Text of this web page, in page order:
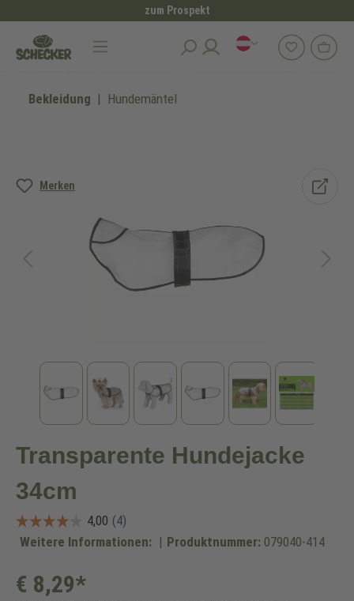
zum Prospekt
Bekleidung Hundemäntel
Merken
Bildergalerie überspringen
Transparente Hundejacke
34cm
Weitere Informationen: | Produktnummer: 079040-414
€ 8,29*